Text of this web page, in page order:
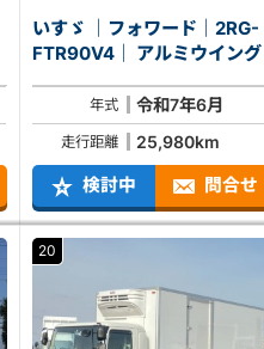
いすゞ ｜フォワード｜2RG-
FTR90V4｜ アルミウイング
年式 令和7年6月
走行距離 25,980km
検討中 問合せ
20